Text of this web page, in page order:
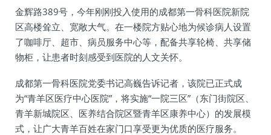
金辉路389号，今年刚刚投入使用的成都第一骨科医院新院
区高楼耸立、宽敞大气。在一楼院方贴心地为候诊病人设置
了咖啡厅、超市、病员服务中心等，配备共享轮椅、共享储
物柜，让患者时刻感受到医院的人文关怀。
成都第一骨科医院党委书记高巍告诉记者，该院已正式成
为“青羊区医疗中心医院”，将实施“一院三区”（东门街院区、
青羊新城院区、医养结合院区暨青羊区康养中心）的发展模
式，让广大青羊百姓在家门口享受更为优质的医疗服务。